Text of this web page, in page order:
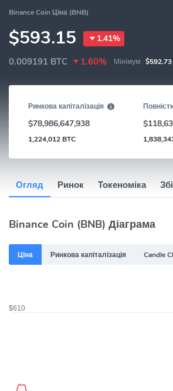
Binance Coin Ціна (BNB)
$593.15 1.41%
0.009191 BTC 1.60% Мінімум: $592.73
Ринкова капіталізація
$78,986,647,938
1,224,012 BTC
Огляд Ринок Токеноміка
Binance Coin (BNB) Діаграма
Ціна Ринкова капіталізація Candle